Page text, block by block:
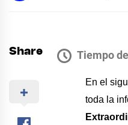
Share Tiempo
En el
toda la